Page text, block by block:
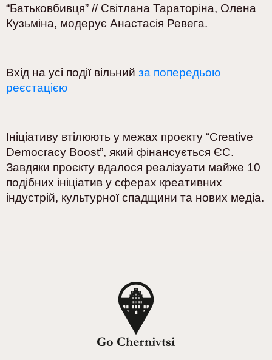
“Батьковбивця” // Світлана Тараторіна, Олена
Кузьміна, модерує Анастасія Ревега.
Вхід на усі події вільний за попередьою
реєстацією
Ініціативу втілюють у межах проєкту “Creative
Democracy Boost”, який фінансується ЄС.
Завдяки проєкту вдалося реалізуати майже 10
подібних ініціатив у сферах креативних
індустрій, культурної спадщини та нових медіа.